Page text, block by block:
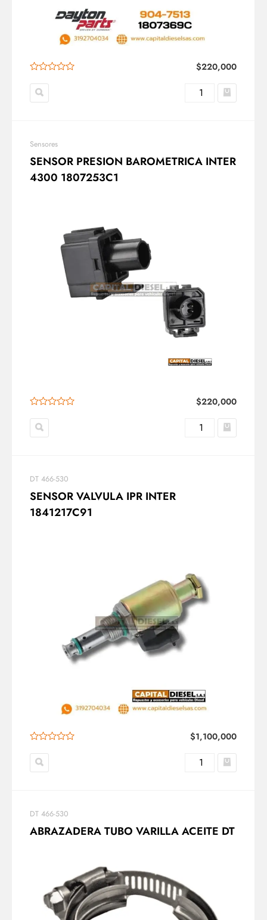
$220,000
Sensores
SENSOR PRESION BAROMETRICA INTER
4300 1807253C1
$220,000
DT 466-530
SENSOR VALVULA IPR INTER
1841217C91
$1,100,000
DT 466-530
ABRAZADERA TUBO VARILLA ACEITE DT